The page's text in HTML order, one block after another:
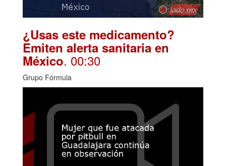
¿Usas este medicamento?
Emiten alerta sanitaria en
México. 00:30
Grupo Fórmula